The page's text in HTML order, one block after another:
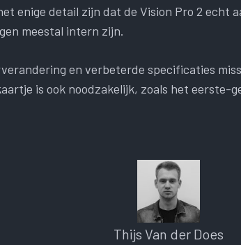
enige detail zijn dat de Vision Pro 2 echt
meestal intern zijn.
en verbeterde specificaties
is ook noodzakelijk, zoals het eerste-
Thijs Van der Does